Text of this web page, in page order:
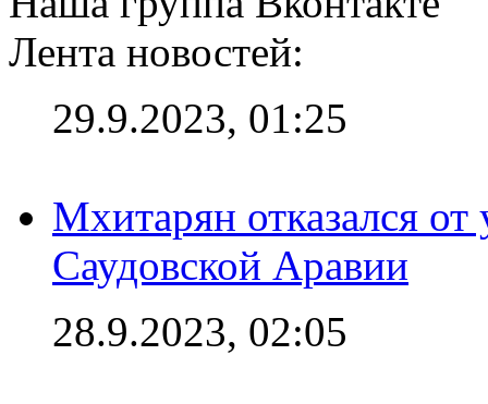
Лента новостей:
29.9.2023, 01:25
Мхитарян отказался от
Саудовской Аравии
28.9.2023, 02:05